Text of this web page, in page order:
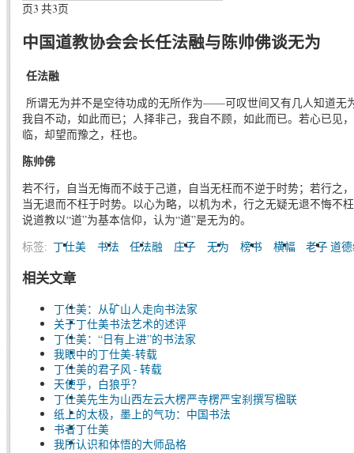
页3 共3页
中国道教协会会长任法融与陈帅佛谈无为
任法融
所谓无为并不是空待功成的无所作为——可叹世间又有几人知道无
我自不动，如此而已；人择非己，我自不顾，如此而已。若心已见
临，却望而豫之，枉也。
陈帅佛
若不行，自当无悔而不歧于己道，自当无枉而不逆于时势；若行之
当无退而不枉于时势。以心为略，以机为术，行之无疑无退不悔不
说道教以“道”为基本信仰，认为“道”是无为的。
标签: 丁仕美 书法 任法融 庄子 无为 榜书 横幅 老子 道
相关文章
丁仕美：从矿山人走向书法家
关于丁仕美书法艺术的述评
丁仕美：“日有上进”的书法家
我眼中的丁仕美-转载
丁仕美的君子风 - 转载
天使乎，白狼乎？
丁仕美先生为山西左云大楞严寺楞严宝刹撰写楹联
纸上的太极，墨上的气功：中国书法
书者丁仕美
我所认识和体悟的大师品格